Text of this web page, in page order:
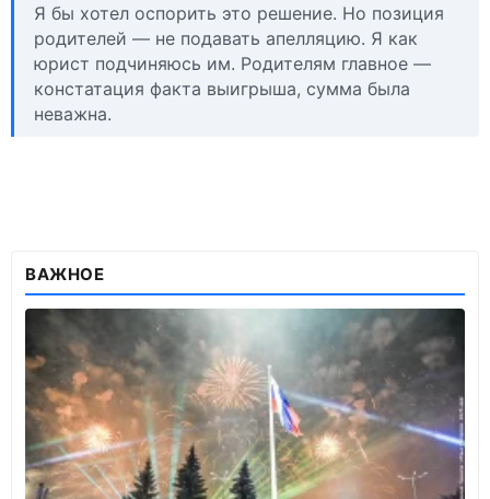
Я бы хотел оспорить это решение. Но позиция
родителей — не подавать апелляцию. Я как
юрист подчиняюсь им. Родителям главное —
констатация факта выигрыша, сумма была
неважна.
ВАЖНОЕ